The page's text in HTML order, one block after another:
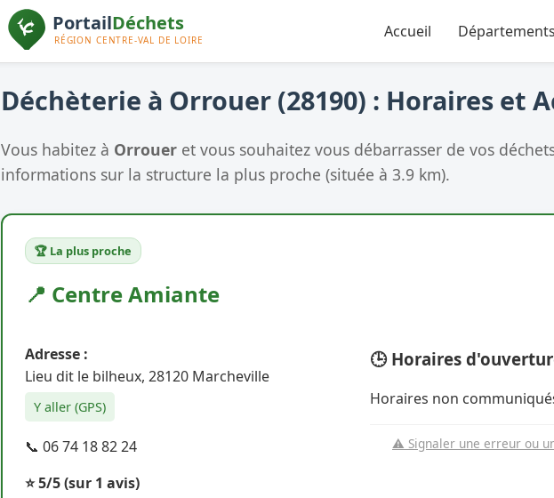
Accueil
Déchèterie à Orrouer (28190) : Horaires et
Vous habitez à Orrouer et vous souhaitez vous débarrasser de vos
informations sur la structure la plus proche (située à 3.9 km).
🏆 La plus proche
📍 Centre Amiante
Adresse :
Lieu dit le bilheux, 28120 Marcheville
Y aller (GPS)
📞 06 74 18 82 24
⭐ 5/5(sur 1 avis)
🕒 Horaires
Horaires non
⚠️ Signaler une erreur ou